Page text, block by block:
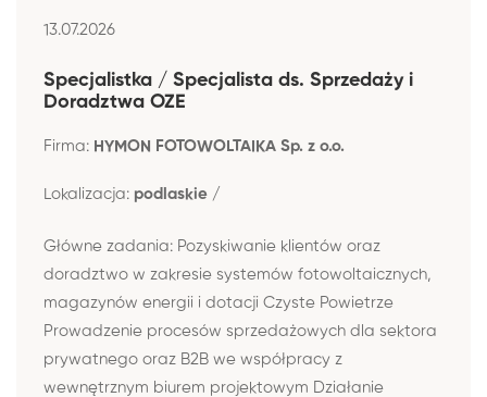
13.07.2026
Specjalistka / Specjalista ds. Sprzedaży i
Doradztwa OZE
Firma: HYMON FOTOWOLTAIKA Sp. z o.o.
Lokalizacja: podlaskie /
Główne zadania: Pozyskiwanie klientów oraz
doradztwo w zakresie systemów fotowoltaicznych,
magazynów energii i dotacji Czyste Powietrze
Prowadzenie procesów sprzedażowych dla sektora
prywatnego oraz B2B we współpracy z
wewnętrznym biurem projektowym Działanie